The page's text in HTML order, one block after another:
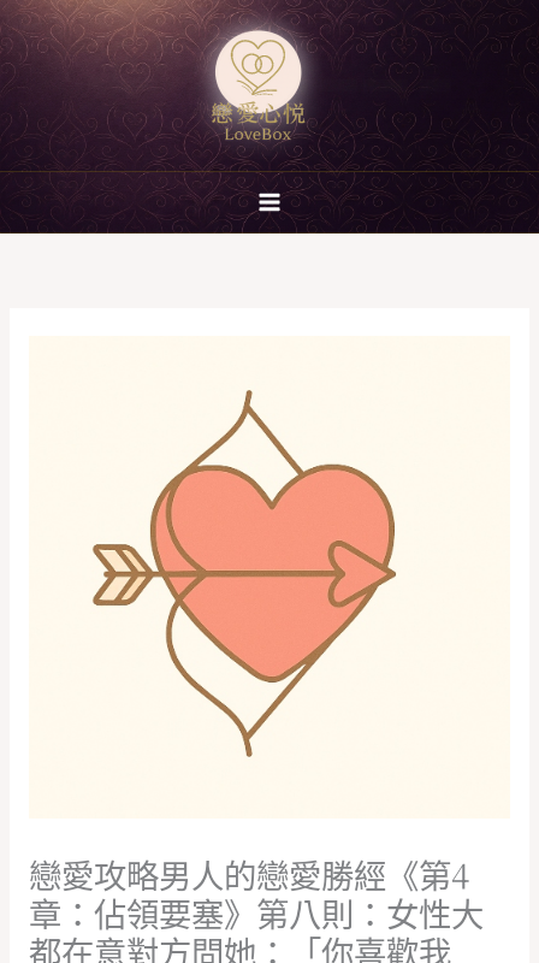
跳
至
主
要
內
戀愛攻略男人的戀愛勝經《第4
章：佔領要塞》第八則：女性大
都在意對方問她：「你喜歡我